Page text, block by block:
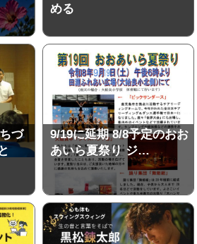
める
づ
9/19に延期 8/8予定のおお
あいら夏祭り ジ…